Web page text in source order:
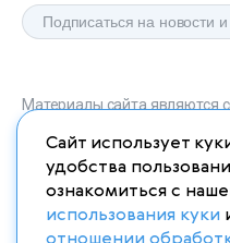
Материалы сайта являются
onclinic-ryazan.ru запрещено
ГК. РФ.
Сайт использует
удобства
ознакомиться с
использования куки